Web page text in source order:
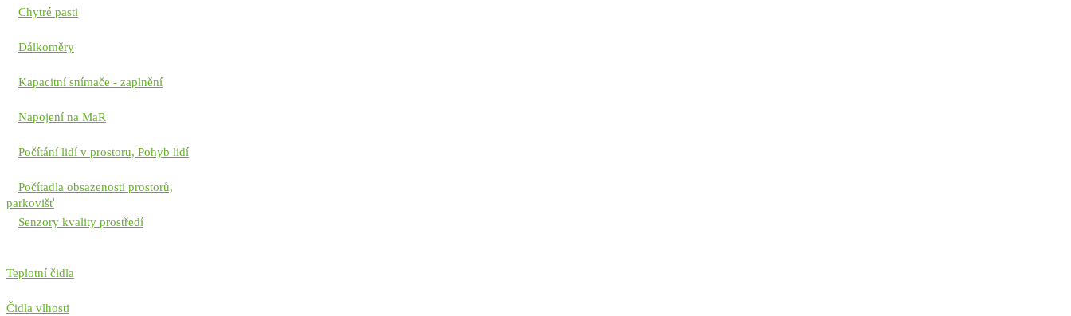
Chytré pasti
Dálkoměry
Kapacitní snímače - zaplnění
Napojení na MaR
Počítání lidí v prostoru, Pohyb lidí
Počítadla obsazenosti prostorů,
parkovišť
Senzory kvality prostředí
Teplotní čidla
Čidla vlhosti